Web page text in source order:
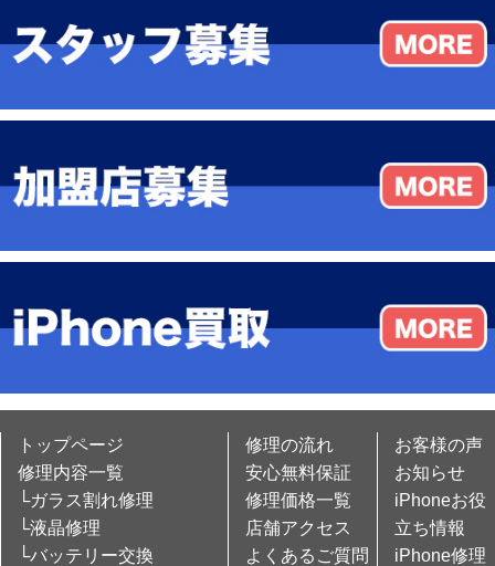
トップページ
修理内容一覧
└ガラス割れ修理
└液晶修理
└バッテリー交換
修理の流れ
安心無料保証
修理価格一覧
店舗アクセス
よくあるご質問
お客様の声
お知らせ
iPhoneお役
立ち情報
iPhone修理